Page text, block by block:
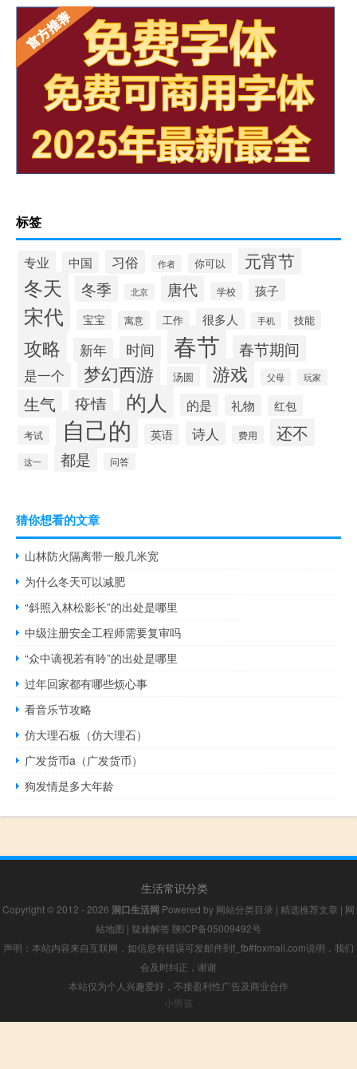
标签
专业 中国 习俗 作者 你可以 元宵节
冬天 冬季 北京 唐代 学校 孩子
宋代 宝宝 寓意 工作 很多人 手机 技能
攻略 新年 时间 春节 春节期间
是一个 梦幻西游 汤圆 游戏 父母 玩家
生气 疫情 的人 的是 礼物 红包
考试 自己的 英语 诗人 费用 还不
这一 都是 问答
猜你想看的文章
山林防火隔离带一般几米宽
为什么冬天可以减肥
“斜照入林松影长”的出处是哪里
中级注册安全工程师需要复审吗
“众中谪视若有聆”的出处是哪里
过年回家都有哪些烦心事
看音乐节攻略
仿大理石板（仿大理石）
广发货币a（广发货币）
狗发情是多大年龄
生活常识分类
Copyright © 2012 - 2026 洞口生活网 Powered by 网站分类目录 | 精选推荐文章 | 网
站地图 | 疑难解答 陕ICP备05009492号
声明：本站内容来自互联网，如信息有错误可发邮件到f_fb#foxmail.com说明，我们
会及时纠正，谢谢
本站仅为个人兴趣爱好，不接盈利性广告及商业合作
小男孩